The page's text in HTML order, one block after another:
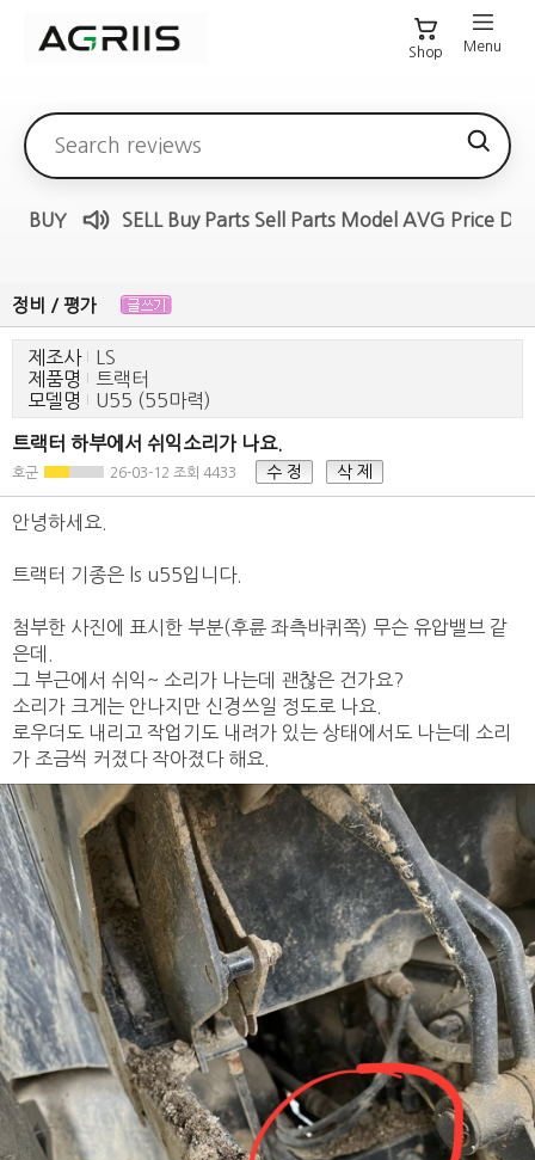
Shop Menu
검색어
BUY
Listen Goods
SELL Buy Parts Sell Parts Model AVG Price
정비 / 평가
제조사
LS
제품명
트랙터
모델명
U55 (55마력)
트랙터 하부에서 쉬익소리가 나요.
호군 26-03-12 조회 4433 수 정 삭 제
안녕하세요.
트랙터 기종은 ls u55입니다.
첨부한 사진에 표시한 부분(후륜 좌측바퀴쪽) 무슨 유압밸브 같
은데.
그 부근에서 쉬익~ 소리가 나는데 괜찮은 건가요?
소리가 크게는 안나지만 신경쓰일 정도로 나요.
로우더도 내리고 작업기도 내려가 있는 상태에서도 나는데 소리
가 조금씩 커졌다 작아졌다 해요.